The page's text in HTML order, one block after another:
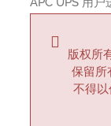
版权所
保留所
不得